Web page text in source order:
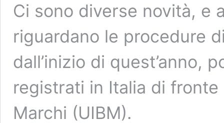
Ci sono diverse novità, e
riguardano le procedure
dall’inizio di quest’anno,
registrati in Italia di fronte
Marchi (UIBM).